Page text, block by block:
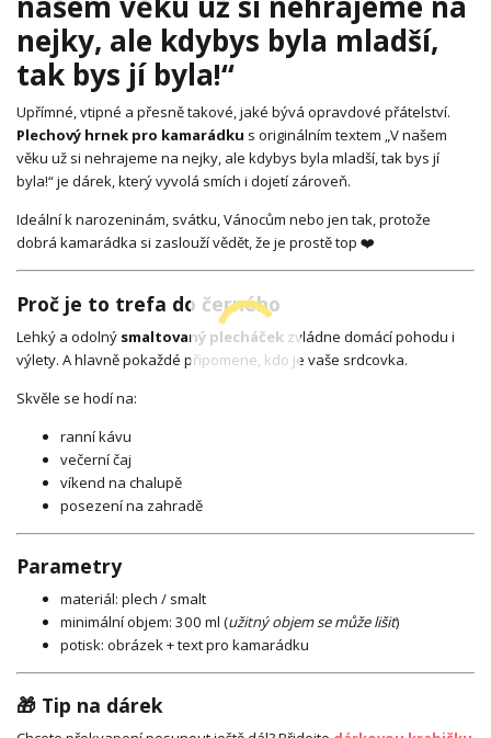
nejky, ale kdybys byla mladší,
tak bys jí byla!“
Upřímné, vtipné a přesně takové, jaké bývá opravdové přátelství.
Plechový hrnek pro kamarádku s originálním textem „V našem
věku už si nehrajeme na nejky, ale kdybys byla mladší, tak bys jí
byla!“ je dárek, který vyvolá smích i dojetí zároveň.
Ideální k narozeninám, svátku, Vánocům nebo jen tak, protože
dobrá kamarádka si zaslouží vědět, že je prostě top ❤️
Proč je to trefa do černého
Lehký a odolný smaltovaný plecháček zvládne domácí pohodu i
výlety. A hlavně pokaždé připomene, kdo je vaše srdcovka.
Skvěle se hodí na:
ranní kávu
večerní čaj
víkend na chalupě
posezení na zahradě
Parametry
materiál: plech / smalt
minimální objem: 300 ml (užitný objem se může lišit)
potisk: obrázek + text pro kamarádku
🎁 Tip na dárek